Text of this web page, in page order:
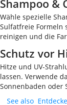
Shampoo &
Wähle spezielle
Sulfatfreie Formeln
reinigen und die
Schutz vor
Hitze und UV-
lassen. Verwende
Sonnenbaden oder
See also